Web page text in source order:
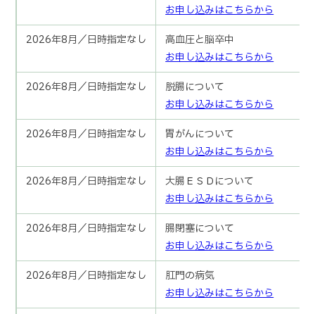
お申し込みはこちらから
2026年8月／日時指定なし
高血圧と脳卒中
お申し込みはこちらから
2026年8月／日時指定なし
脱腸について
お申し込みはこちらから
2026年8月／日時指定なし
胃がんについて
お申し込みはこちらから
2026年8月／日時指定なし
大腸ＥＳＤについて
お申し込みはこちらから
2026年8月／日時指定なし
腸閉塞について
お申し込みはこちらから
2026年8月／日時指定なし
肛門の病気
お申し込みはこちらから